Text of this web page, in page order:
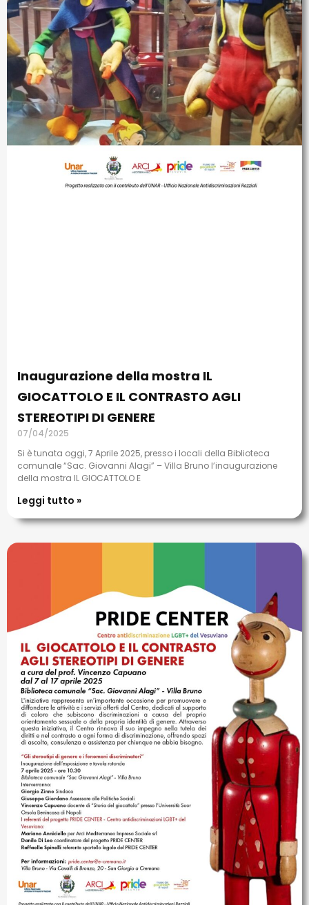
Inaugurazione della mostra IL
GIOCATTOLO E IL CONTRASTO AGLI
STEREOTIPI DI GENERE
07/04/2025
Si è tunata oggi, 7 Aprile 2025, presso i locali della Biblioteca
comunale “Sac. Giovanni Alagi” – Villa Bruno l’inaugurazione
della mostra IL GIOCATTOLO E
Leggi tutto »